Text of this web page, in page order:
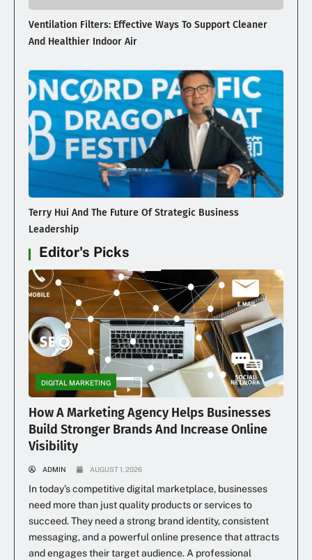
Ventilation Filters: Effective Ways To Support Cleaner
And Healthier Indoor Air
Terry Hui And The Future Of Strategic Business
Leadership
Editor's Picks
DIGITAL MARKETING
How A Marketing Agency Helps Businesses
Build Stronger Brands And Increase Online
Visibility
ADMIN AUGUST 1, 2026
In today’s competitive digital marketplace, businesses
need more than just quality products or services to
succeed. They need a strong brand identity, consistent
messaging, and a powerful online presence that attracts
and engages their target audience. A professional